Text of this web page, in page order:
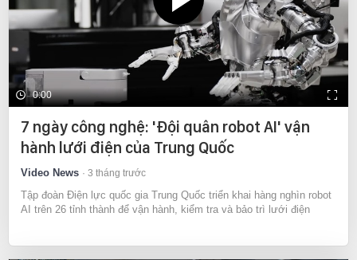
0:00
7 ngày công nghệ: 'Đội quân robot AI' vận
hành lưới điện của Trung Quốc
Video News 3 tháng trước
Tập đoàn Điện lực quốc gia Trung Quốc triển khai hàng nghìn robot
AI trên 26 tỉnh thành để vận hành, kiểm tra và bảo trì lưới điện